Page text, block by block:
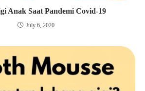
Anak Saat Pandemi Covid-19
July 6, 2020